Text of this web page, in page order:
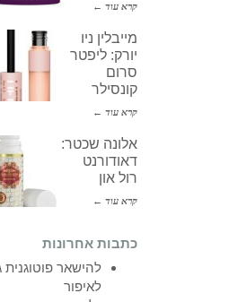
קרא עוד ←
מייבלין ניו
יורק: ליפטר
סרום
קונסילר
קרא עוד ←
אלונה שכטר:
דאודורנט
רול און
קרא עוד ←
כתבות אחרונות
להישאר
לאיפור